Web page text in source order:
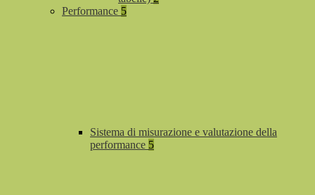
Performance 5
Sistema di misurazione e valutazione della
performance 5